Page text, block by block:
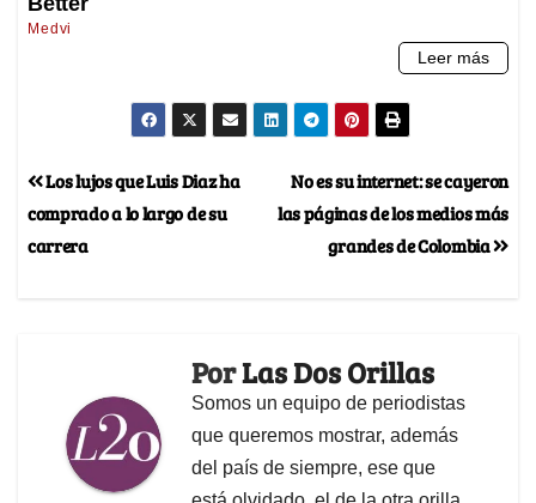
No es su internet: se cayeron
las páginas de los medios más
grandes de Colombia
Los lujos que Luis Diaz ha
comprado a lo largo de su
carrera
PorLas Dos Orillas
Somos un equipo de periodistas
que queremos mostrar, además
del país de siempre, ese que